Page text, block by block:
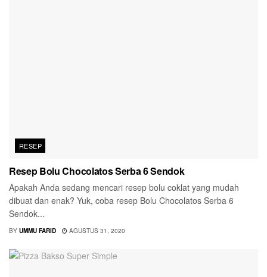
RESEP
Resep Bolu Chocolatos Serba 6 Sendok
Apakah Anda sedang mencari resep bolu coklat yang mudah
dibuat dan enak? Yuk, coba resep Bolu Chocolatos Serba 6
Sendok...
BY UMMU FARID AGUSTUS 31, 2020